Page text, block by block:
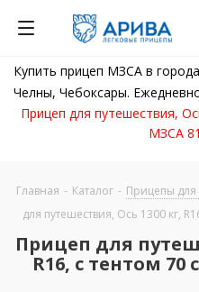
Купить прицеп МЗСА в
Челны, Чебоксары.
Прицеп для путешествия,
МЗСА
Главная - Каталог - Прицепы для
для путешествия, Ось 1300 кг,
Прицеп для
R16, с тентом 70